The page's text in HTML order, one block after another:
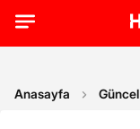
Anasayfa Güncel